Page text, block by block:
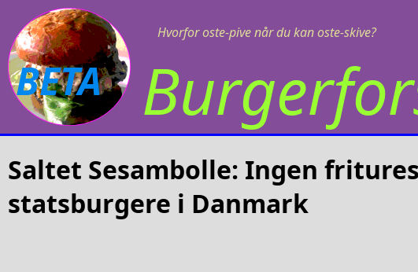
Hvorfor oste-pive når du kan oste-skive?
BETA
Saltet Sesambolle: Ingen
statsburgere i Danmark